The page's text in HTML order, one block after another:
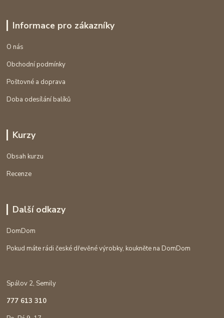
Informace pro zákazníky
O nás
Obchodní podmínky
Poštovné a doprava
Doba odesílání balíků
Kurzy
Obsah kurzu
Recenze
Další odkazy
DomDom
Pokud máte rádi české dřevěné výrobky, koukněte na DomDom
Spálov 2, Semily
777 613 310